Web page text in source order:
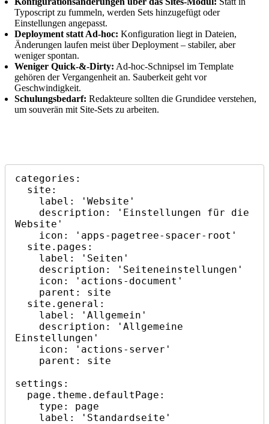
Typoscript zu fummeln, werden Sets hinzugefügt oder
Einstellungen angepasst.
Deployment statt Ad-hoc: Konfiguration liegt in Dateien,
Änderungen laufen meist über Deployment – stabiler, aber
weniger spontan.
Weniger Quick-&-Dirty: Ad-hoc-Schnipsel im Template
gehören der Vergangenheit an. Sauberkeit geht vor
Geschwindigkeit.
Schulungsbedarf: Redakteure sollten die Grundidee verstehen,
um souverän mit Site-Sets zu arbeiten.
categories:
Website'
Einstellungen'
settings: